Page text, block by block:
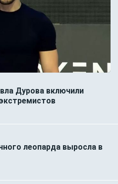
Дурова включили
леопарда выросла в